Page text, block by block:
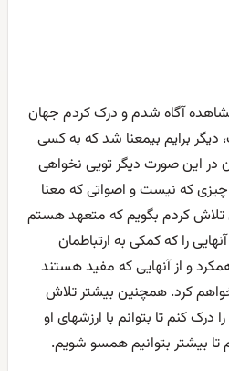
آگاه شدم و درک کردم جهان
برایم بیمعنا شد که به کسی
در این صورت دیگر تویی نخواهی
که نیست و اصواتی که معنا
کردم بگویم که متعهد هستم
را که کمکی به ارتباطمان
و از آنهایی که مفید هستند
خواهم کرد. همچنین بیشتر تلاش
درک کنم تا بتوانم با ارزشهای او
تا بیشتر بتوانیم همسو شویم.